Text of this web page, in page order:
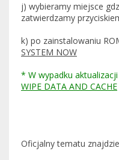
j) wybieramy miejsce
zatwierdzamy
k) po zainstalowaniu
SYSTEM NOW
* W wypadku
WIPE DATA AND CACHE
Oficjalny tematu